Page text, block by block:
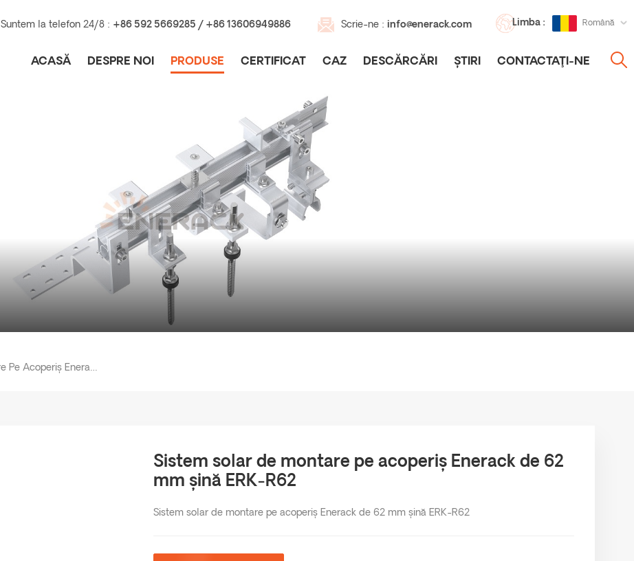
Suntem la telefon 24/8 : +86 592 5669285 / +86 13606949886 Scrie-ne : info@enerack.com Limba : Română
ACASĂ DESPRE NOI PRODUSE CERTIFICAT CAZ DESCĂRCĂRI ȘTIRI CONTACTAŢI-NE
Sistem Solar De Montare Pe Acoperiș Enerack De 62 Mm Șină ERK-R62
Sistem solar de montare pe acoperiș Enerack de 62
mm șină ERK-R62
Sistem solar de montare pe acoperiș Enerack de 62 mm șină ERK-R62